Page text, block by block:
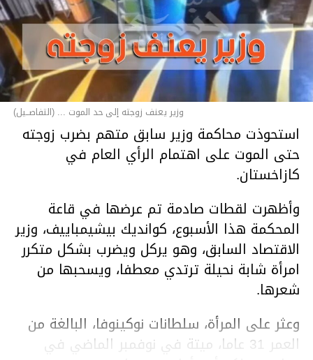
وزير يعنف زوجته إلى حد الموت ... (التفاصــيل)
استحوذت محاكمة وزير سابق متهم بضرب زوجته
حتى الموت على اهتمام الرأي العام في
كازاخستان.
وأظهرت لقطات صادمة تم عرضها في قاعة
المحكمة هذا الأسبوع، كوانديك بيشيمباييف، وزير
الاقتصاد السابق، وهو يركل ويضرب بشكل متكرر
امرأة شابة نحيلة ترتدي معطفا، ويسحبها من
شعرها.
وعثر على المرأة، سلطانات نوكينوفا، البالغة من
العمر 31 عاما، ميتة في نوفمبر الماضي في